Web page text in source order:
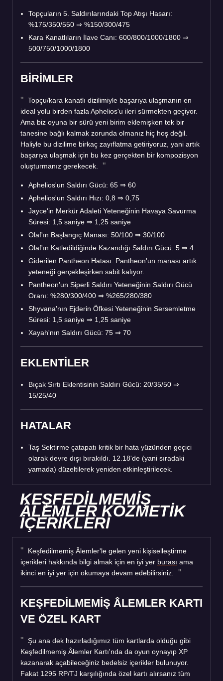
Topçuların 5. Saldırılarındaki Top Atışı Hasarı:
%175/350/550 ⇒ %150/300/475
Kara Kanatlıların İlave Canı: 600/800/1000/1800 ⇒
500/750/1000/1800
BİRİMLER
Topçu/kara kanatlı dizilimiyle başarıya ulaşmanın en
ideal yolu birden fazla Aphelios'u ileri sürmekten geçiyor.
Ama biz oyuna bir sürü yeni birim eklemişken tek bir
tanesine bağlı kalmak zorunda olmanız hiç hoş değil.
Haliyle bu dizilime birkaç zayıflatma getiriyoruz, yani artık
başarıya ulaşmak için bu kez gerçekten bir kompozisyon
oluşturmanız gerekecek.
Aphelios'un Saldırı Gücü: 65 ⇒ 60
Aphelios'un Saldırı Hızı: 0,8 ⇒ 0,75
Jayce'in Merkür Adaleti Yeteneğinin Havaya Savurma
Süresi: 1,5 saniye ⇒ 1,25 saniye
Olaf'ın Başlangıç Manası: 50/100 ⇒ 30/100
Olaf'ın Katledildiğinde Kazandığı Saldırı Gücü: 5 ⇒ 4
Giderilen Pantheon Hatası: Pantheon'un manası artık
yeteneği gerçekleşirken sabit kalıyor.
Pantheon'un Siperli Saldırı Yeteneğinin Saldırı Gücü
Oranı: %280/300/400 ⇒ %265/280/380
Shyvana'nın Ejderin Öfkesi Yeteneğinin Sersemletme
Süresi: 1,5 saniye ⇒ 1,25 saniye
Xayah'nın Saldırı Gücü: 75 ⇒ 70
EKLENTİLER
Bıçak Sırtı Eklentisinin Saldırı Gücü: 20/35/50 ⇒
15/25/40
HATALAR
Taş Sektirme çatapatı kritik bir hata yüzünden geçici
olarak devre dışı bırakıldı. 12.18'de (yani sıradaki
yamada) düzeltilerek yeniden etkinleştirilecek.
KEŞFEDİLMEMİŞ
ÂLEMLER KOZMETİK
İÇERİKLERİ
Keşfedilmemiş Âlemler'le gelen yeni kişiselleştirme
içerikleri hakkında bilgi almak için en iyi yer burası ama
ikinci en iyi yer için okumaya devam edebilirsiniz.
KEŞFEDİLMEMİŞ ÂLEMLER KARTI
VE ÖZEL KART
Şu ana dek hazırladığımız tüm kartlarda olduğu gibi
Keşfedilmemiş Âlemler Kartı'nda da oyun oynayıp XP
kazanarak açabileceğiniz bedelsiz içerikler bulunuyor.
Fakat 1295 RP/TJ karşılığında özel kartı alırsanız tüm